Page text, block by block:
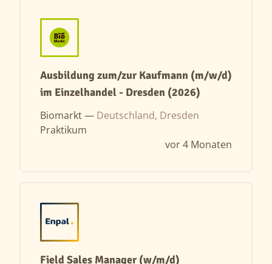
Ausbildung zum/zur Kaufmann (m/w/d)
im Einzelhandel - Dresden (2026)
Biomarkt — Deutschland, Dresden
Praktikum
vor 4 Monaten
Field Sales Manager (w/m/d)